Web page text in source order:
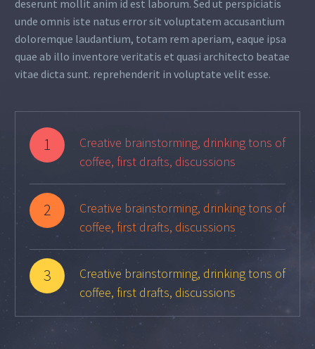
deserunt mollit anim id est laborum. Sed ut perspiciatis
unde omnis iste natus error sit voluptatem accusantium
doloremque laudantium, totam rem aperiam, eaque ipsa
quae ab illo inventore veritatis et quasi architecto beatae
vitae dicta sunt. reprehenderit in voluptate velit esse.
1
Creative brainstorming, drinking tons of
coffee, first drafts, discussions
2
Creative brainstorming, drinking tons of
coffee, first drafts, discussions
3
Creative brainstorming, drinking tons of
coffee, first drafts, discussions